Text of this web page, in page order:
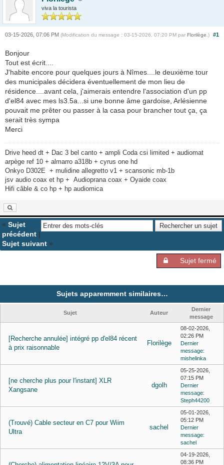
viva la tourista
#1
03-15-2026, 07:06 PM (Modification du message : 03-15-2026, 07:20 PM par Florilège .)
Bonjour
Tout est écrit....
J'habite encore pour quelques jours à Nîmes....le deuxième tour
des municipales décidera éventuellement de mon lieu de
résidence....avant cela, j'aimerais entendre l'association d'un pp
d'el84 avec mes ls3.5a...si une bonne âme gardoise, Arlésienne
pouvait me prêter ou passer à la casa pour brancher tout ça, ça
serait très sympa
Merci
Drive heed dt + Dac 3 bel canto + ampli Coda csi limited + audiomat
arpège ref 10 + almarro a318b + cyrus one hd
Onkyo D302E + mulidine allegretto v1 + scansonic mb-1b
jsv audio coax et hp + Audioprana coax + Oyaide coax
Hifi câble & co hp + hp audiomica
« Sujet
précédent |
Sujet suivant »
Sujet fermé
Sujets apparemment similaires…
Sujet Auteur
Dernier
message
[Recherche annulée] intégré pp d'el84 récent
à prix raisonnable
Florilège
08-02-2026,
02:26 PM
Dernier
message:
mishelinka
[ne cherche plus pour l'instant] XLR
Xangsane
dgolh
05-25-2026,
07:15 PM
Dernier
message:
Steph44200
(Trouvé) Cable secteur en C7 pour Wiim
Ultra
sachel
05-01-2026,
05:12 PM
Dernier
message:
sachel
04-19-2026,
08:36 PM